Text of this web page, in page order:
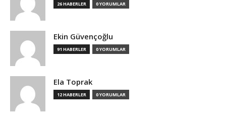
26 HABERLER 0 YORUMLAR
Ekin Güvençoğlu
91 HABERLER 0 YORUMLAR
Ela Toprak
12 HABERLER 0 YORUMLAR